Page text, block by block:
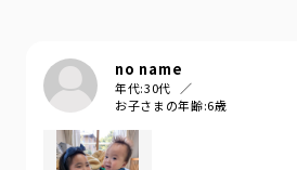
no name
年代:30代
お子さまの年齢:6歳